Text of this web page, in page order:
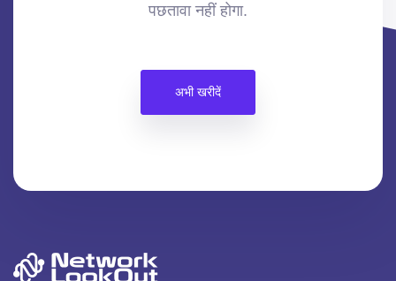
पछतावा नहीं होगा.
अभी खरीदें